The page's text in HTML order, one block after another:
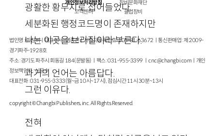
광활한 황무지로 접어들었다.
세분화된 행정코드명이 존재하지만
나는 이곳을 브라질이라 부른다.
과거의 언어는 아름답다.
그런 이유다.
전혀
개인정보처리방침
고객센터
창비문화재단
클럽창비
법인명 : ㈜창비ㅣ대표이사 : 염종선ㅣ사업자등록번호 : 105-81-63672ㅣ통신판매업 : 제 2009-
경기파주-1928호
주소 : 경기도 파주시 회동길 184(문발동)ㅣ팩스 : 031-955-3399 ㅣcnc@changbi.com ㅣ개인
정보책임자 : 신문수
대표전화 : 031-955-3333(월~금 10시~17시), 점심시간 11시 30분~13시
copyright © Changbi Publishers, inc. All Rights Reserved.